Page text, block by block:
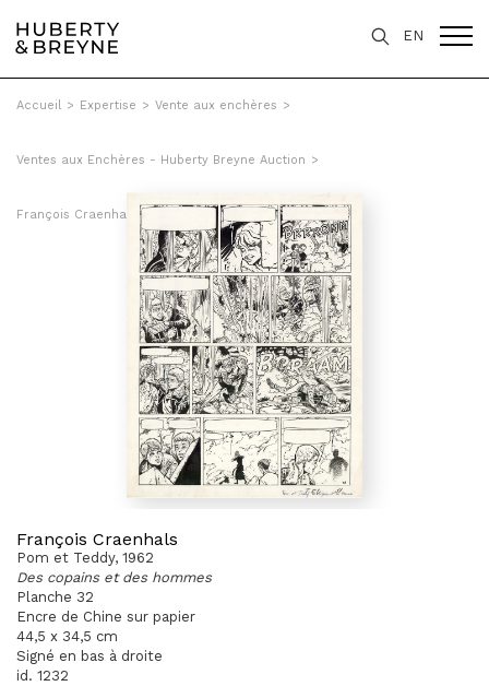
EN
Accueil > Expertise > Vente aux enchères >
Ventes aux Enchères - Huberty Breyne Auction >
François Craenhals - Des copains et des hommes
François Craenhals
Pom et Teddy, 1962
Des copains et des hommes
Planche 32
Encre de Chine sur papier
44,5 x 34,5 cm
Signé en bas à droite
id. 1232